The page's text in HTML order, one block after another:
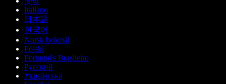
Italiano
日本語
한국어
Norsk bokmål
Polski
Português Brasileiro
Русский
Українська